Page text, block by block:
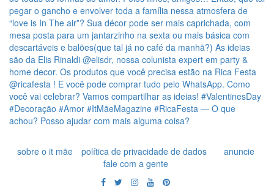
sobre o it mãe política de privacidade de dados
anuncie
fale com a gente